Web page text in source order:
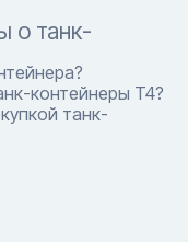
о танк-
контейнеры T4?
танк-